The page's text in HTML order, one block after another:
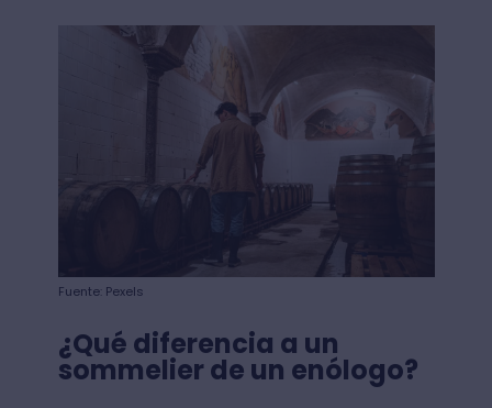
Fuente: Pexels
¿Qué diferencia a un
sommelier de un enólogo?